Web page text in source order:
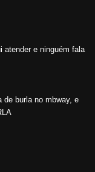
atender e ninguém fala
de burla no mbway, e